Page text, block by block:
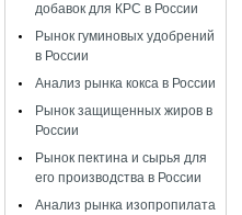
добавок для КРС в России
Рынок гуминовых удобрений
в России
Анализ рынка кокса в России
Рынок защищенных жиров в
России
Рынок пектина и сырья для
его производства в России
Анализ рынка изопропилата